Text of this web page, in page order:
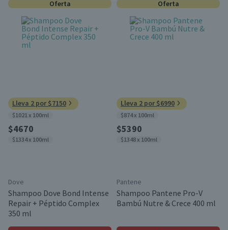
Oferta
Lleva 2 por $7150
$1021 x 100ml
$4670
$1334 x 100ml
Dove
Shampoo Dove Bond Intense
Repair + Péptido Complex
350 ml
Oferta
Lleva 2 por $6990
$874 x 100ml
$5390
$1348 x 100ml
Pantene
Shampoo Pantene Pro-V
Bambú Nutre & Crece 400 ml